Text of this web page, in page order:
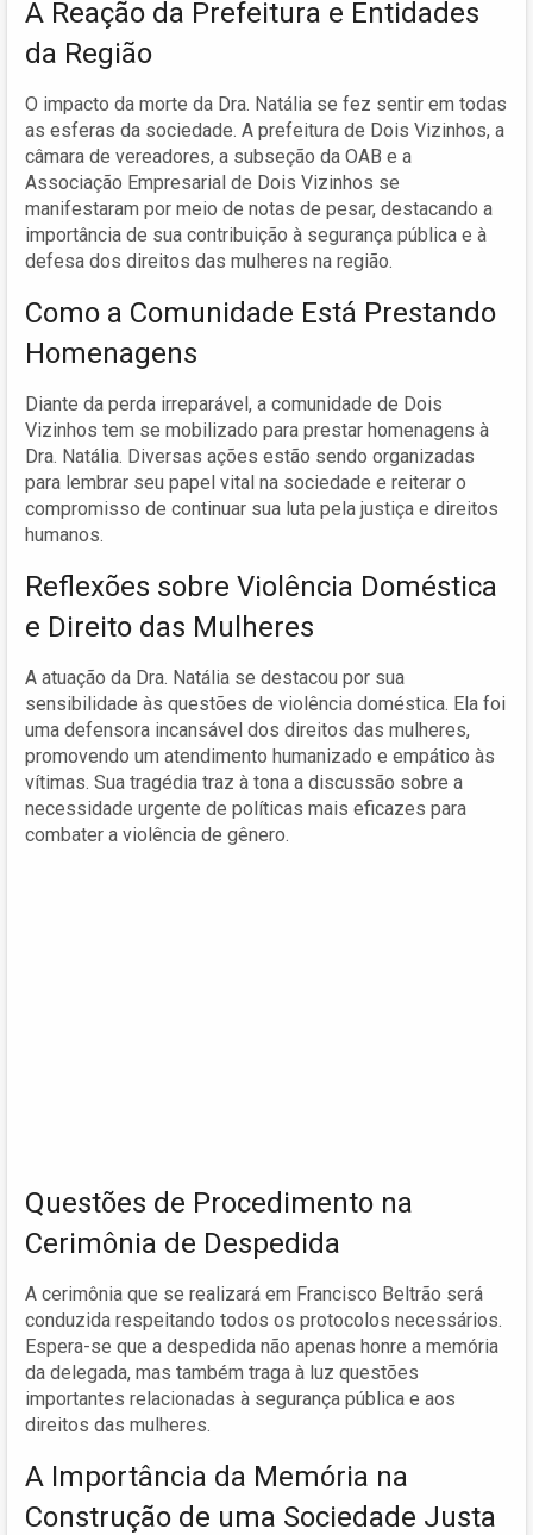
A Reação da Prefeitura e Entidades
da Região
O impacto da morte da Dra. Natália se fez sentir em todas
as esferas da sociedade. A prefeitura de Dois Vizinhos, a
câmara de vereadores, a subseção da OAB e a
Associação Empresarial de Dois Vizinhos se
manifestaram por meio de notas de pesar, destacando a
importância de sua contribuição à segurança pública e à
defesa dos direitos das mulheres na região.
Como a Comunidade Está Prestando
Homenagens
Diante da perda irreparável, a comunidade de Dois
Vizinhos tem se mobilizado para prestar homenagens à
Dra. Natália. Diversas ações estão sendo organizadas
para lembrar seu papel vital na sociedade e reiterar o
compromisso de continuar sua luta pela justiça e direitos
humanos.
Reflexões sobre Violência Doméstica
e Direito das Mulheres
A atuação da Dra. Natália se destacou por sua
sensibilidade às questões de violência doméstica. Ela foi
uma defensora incansável dos direitos das mulheres,
promovendo um atendimento humanizado e empático às
vítimas. Sua tragédia traz à tona a discussão sobre a
necessidade urgente de políticas mais eficazes para
combater a violência de gênero.
Questões de Procedimento na
Cerimônia de Despedida
A cerimônia que se realizará em Francisco Beltrão será
conduzida respeitando todos os protocolos necessários.
Espera-se que a despedida não apenas honre a memória
da delegada, mas também traga à luz questões
importantes relacionadas à segurança pública e aos
direitos das mulheres.
A Importância da Memória na
Construção de uma Sociedade Justa